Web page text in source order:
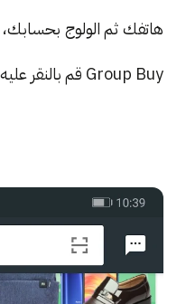
هاتفك ثم الولوج
Group Buy قم بالنقر عليه.